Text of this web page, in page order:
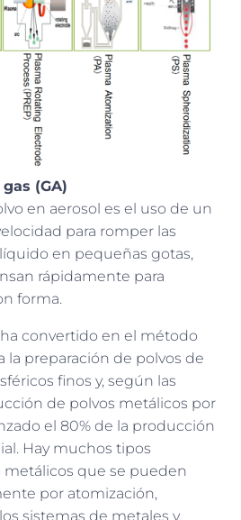
(GA)
en aerosol es el uso de un
para romper las
en pequeñas gotas,
rápidamente para
forma.
ha convertido en el método
la preparación de polvos de
finos y, según las
de polvos metálicos por
el 80% de la producción
Hay muchos tipos
que se pueden
por atomización,
sistemas de metales y